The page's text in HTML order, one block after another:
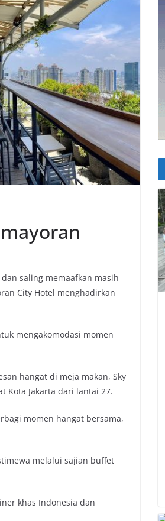
saling memaafkan masih
City Hotel menghadirkan
mengakomodasi momen
hangat di meja makan, Sky
Kota Jakarta dari lantai 27.
momen hangat bersama,
melalui sajian buffet
khas Indonesia dan